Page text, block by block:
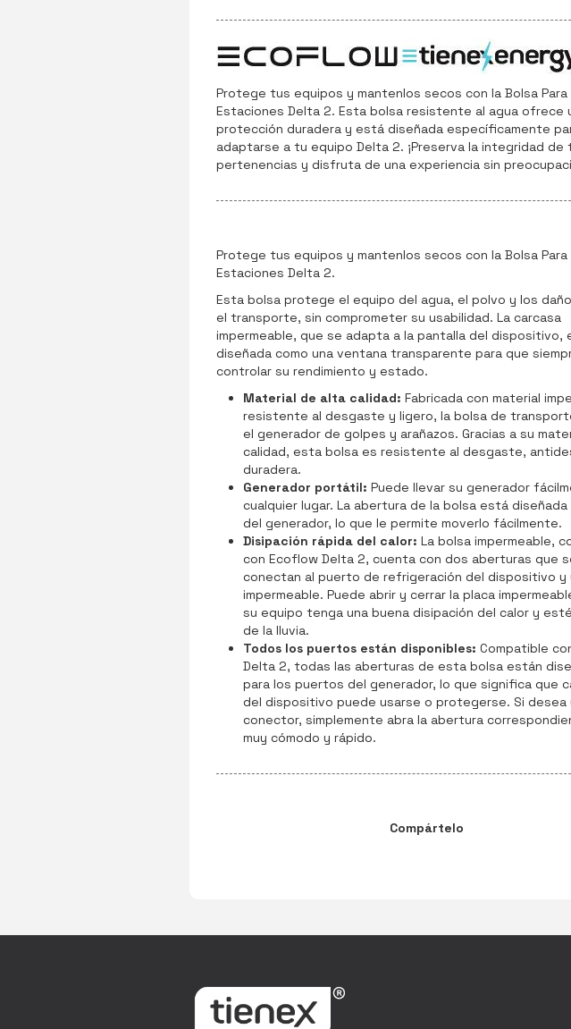
Protege tus equipos y mantenlos secos con la Bolsa Para
Estaciones Delta 2. Esta bolsa resistente al agua ofrece
protección duradera y está diseñada específicamente
adaptarse a tu equipo Delta 2. ¡Preserva la integridad de
pertenencias y disfruta de una experiencia sin
Protege tus equipos y mantenlos secos con la Bolsa Para
Estaciones Delta 2.
Esta bolsa protege el equipo del agua, el polvo y los
el transporte, sin comprometer su usabilidad. La carcasa
impermeable, que se adapta a la pantalla del dispositivo,
diseñada como una ventana transparente para que
controlar su rendimiento y estado.
Material de alta calidad: Fabricada con material
resistente al desgaste y ligero, la bolsa de
el generador de golpes y arañazos. Gracias a su
calidad, esta bolsa es resistente al desgaste,
duradera.
Generador portátil: Puede llevar su generador
cualquier lugar. La abertura de la bolsa está diseñada
del generador, lo que le permite moverlo fácilmente.
Disipación rápida del calor: La bolsa impermeable,
con Ecoflow Delta 2, cuenta con dos aberturas que
conectan al puerto de refrigeración del dispositivo y
impermeable. Puede abrir y cerrar la placa
su equipo tenga una buena disipación del calor y
de la lluvia.
Todos los puertos están disponibles: Compatible
Delta 2, todas las aberturas de esta bolsa están
para los puertos del generador, lo que significa que
del dispositivo puede usarse o protegerse. Si desea
conector, simplemente abra la abertura
muy cómodo y rápido.
Compártelo